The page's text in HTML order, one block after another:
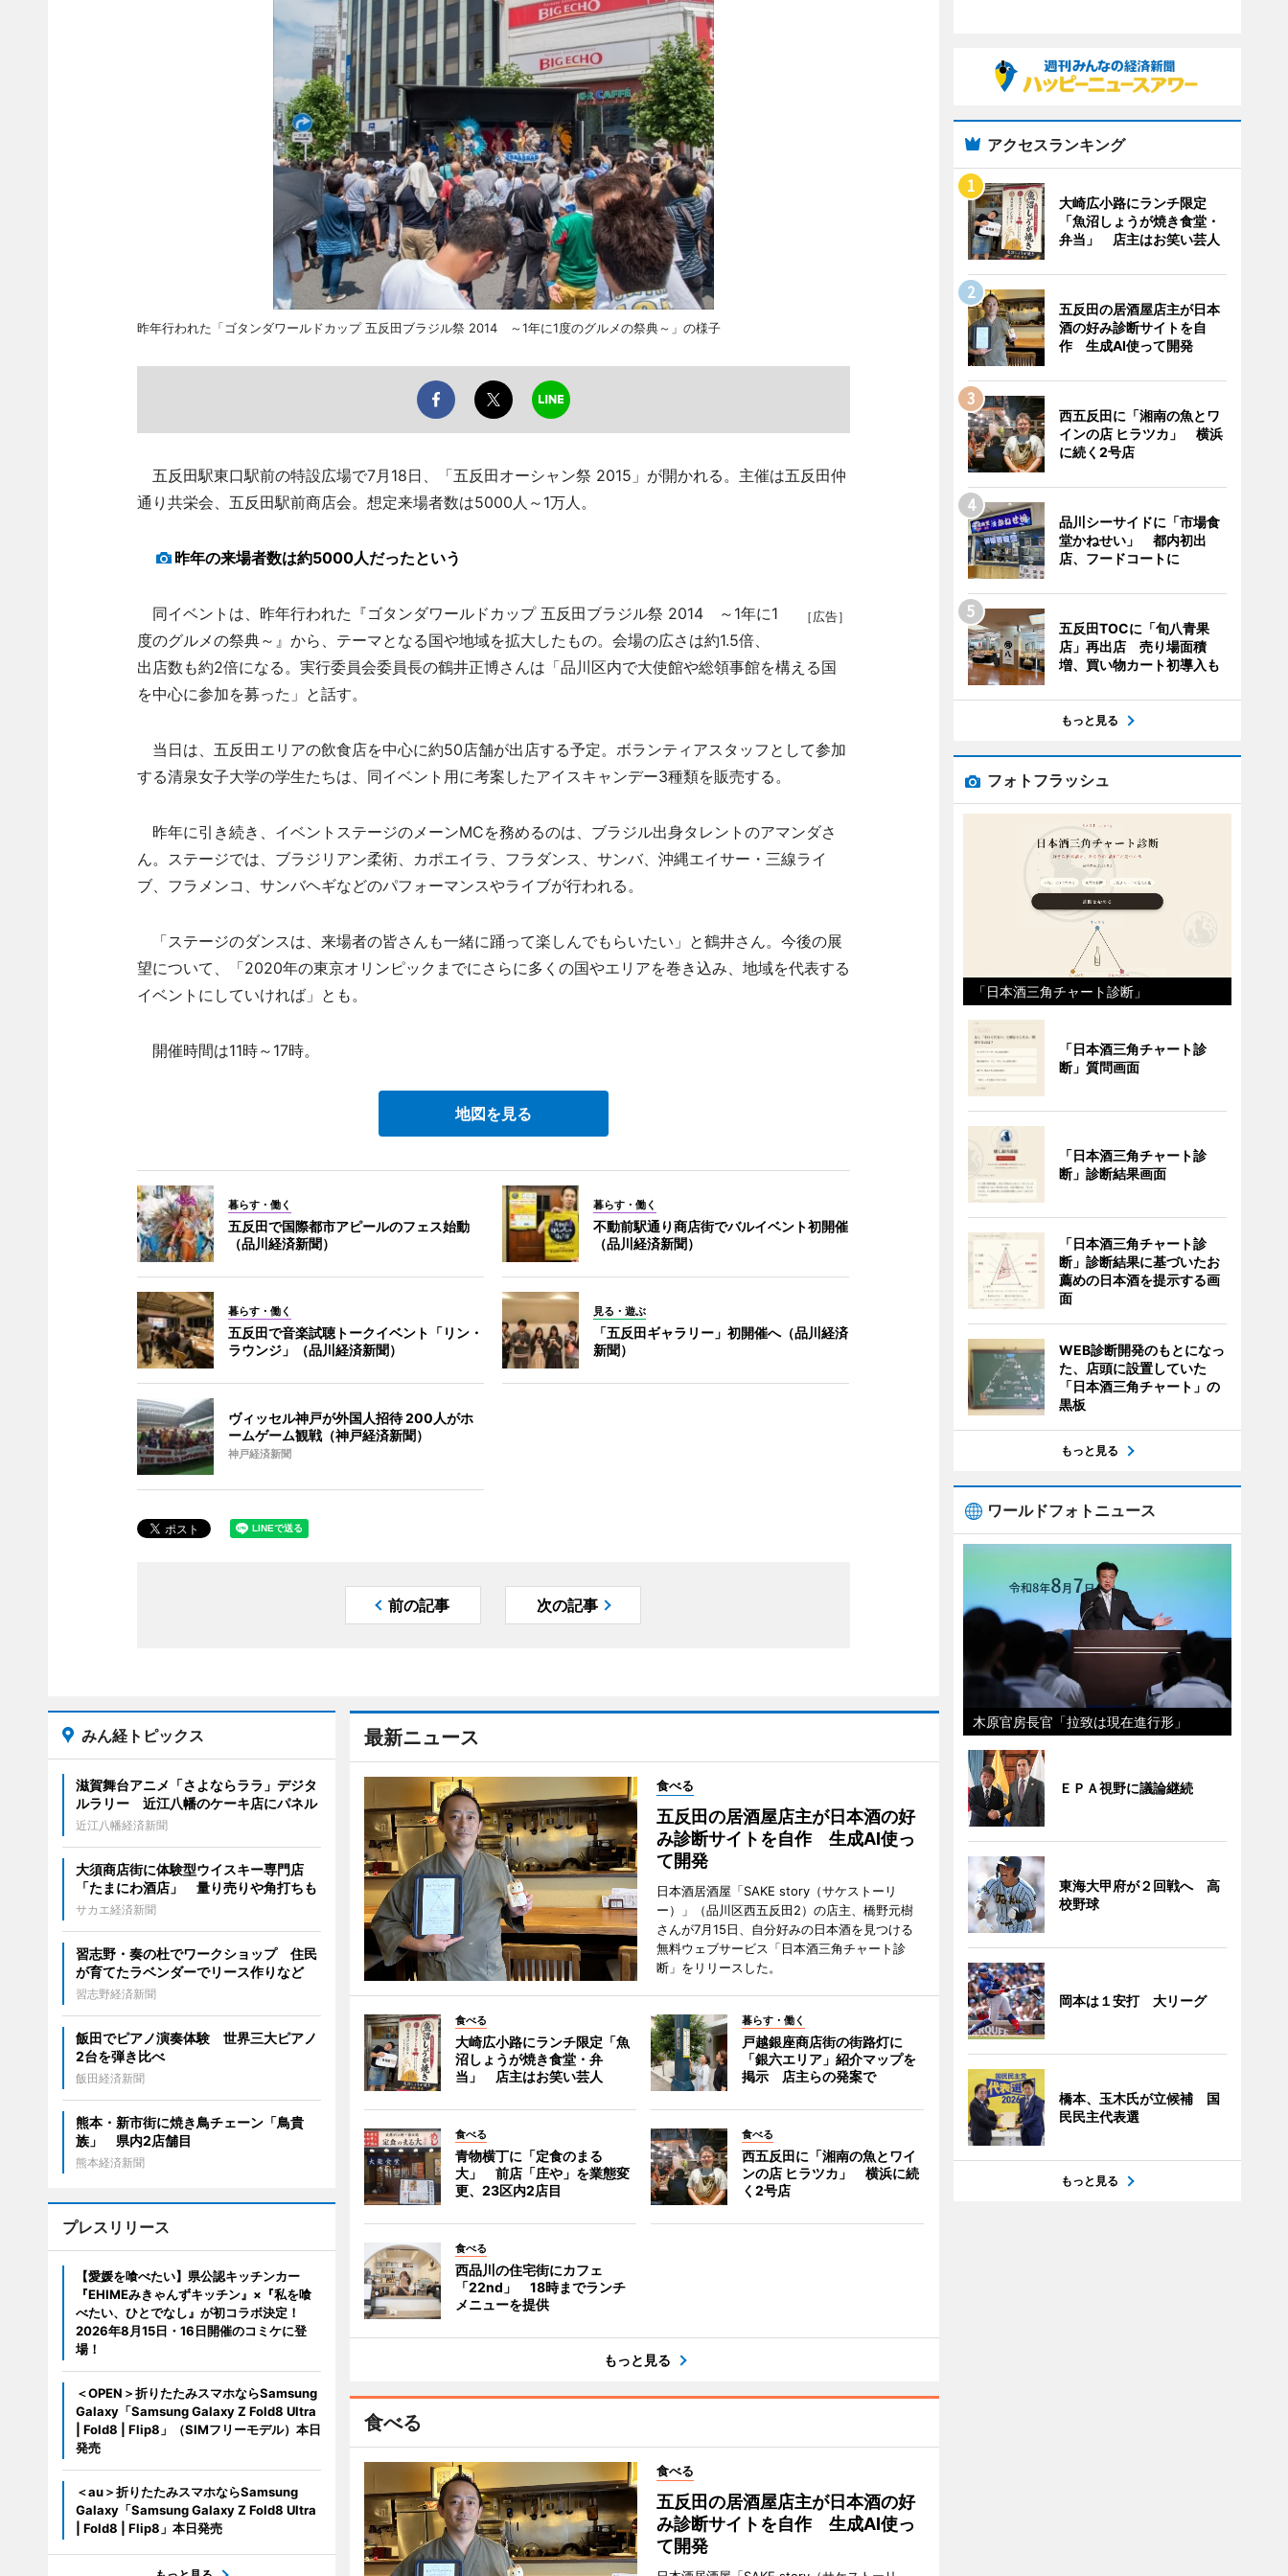
昨年行われた「ゴタンダワールドカップ 五反田ブラジル祭 2014 ～1年に1度のグルメの祭典～」の様子
五反田駅東口駅前の特設広場で7月18日、「五反田オーシャン祭 2015」が開かれる。主催は五反田仲
通り共栄会、五反田駅前商店会。想定来場者数は5000人～1万人。
昨年の来場者数は約5000人だったという
［広告］
同イベントは、昨年行われた『ゴタンダワールドカップ 五反田ブラジル祭 2014 ～1年に1
度のグルメの祭典～』から、テーマとなる国や地域を拡大したもの。会場の広さは約1.5倍、
出店数も約2倍になる。実行委員会委員長の鶴井正博さんは「品川区内で大使館や総領事館を構える国
を中心に参加を募った」と話す。
当日は、五反田エリアの飲食店を中心に約50店舗が出店する予定。ボランティアスタッフとして参加
する清泉女子大学の学生たちは、同イベント用に考案したアイスキャンデー3種類を販売する。
昨年に引き続き、イベントステージのメーンMCを務めるのは、ブラジル出身タレントのアマンダさ
ん。ステージでは、ブラジリアン柔術、カポエイラ、フラダンス、サンバ、沖縄エイサー・三線ライ
ブ、フラメンコ、サンバヘギなどのパフォーマンスやライブが行われる。
「ステージのダンスは、来場者の皆さんも一緒に踊って楽しんでもらいたい」と鶴井さん。今後の展
望について、「2020年の東京オリンピックまでにさらに多くの国やエリアを巻き込み、地域を代表する
イベントにしていければ」とも。
開催時間は11時～17時。
地図を見る
暮らす・働く
五反田で国際都市アピールのフェス始動
（品川経済新聞）
暮らす・働く
不動前駅通り商店街でバルイベント初開催
（品川経済新聞）
暮らす・働く
五反田で音楽試聴トークイベント「リン・
ラウンジ」（品川経済新聞）
見る・遊ぶ
「五反田ギャラリー」初開催へ（品川経済
新聞）
ヴィッセル神戸が外国人招待 200人がホ
ームゲーム観戦（神戸経済新聞）
神戸経済新聞
前の記事 次の記事
最新ニュース
食べる
五反田の居酒屋店主が日本酒の好
み診断サイトを自作 生成AI使っ
て開発
日本酒居酒屋「SAKE story（サケストーリ
ー）」（品川区西五反田2）の店主、橋野元樹
さんが7月15日、自分好みの日本酒を見つける
無料ウェブサービス「日本酒三角チャート診
断」をリリースした。
食べる
大崎広小路にランチ限定「魚
沼しょうが焼き食堂・弁
当」 店主はお笑い芸人
暮らす・働く
戸越銀座商店街の街路灯に
「銀六エリア」紹介マップを
掲示 店主らの発案で
食べる
青物横丁に「定食のまる
大」 前店「庄や」を業態変
更、23区内2店目
食べる
西五反田に「湘南の魚とワイ
ンの店 ヒラツカ」 横浜に続
く2号店
食べる
西品川の住宅街にカフェ
「22nd」 18時までランチ
メニューを提供
もっと見る
食べる
食べる
五反田の居酒屋店主が日本酒の好
み診断サイトを自作 生成AI使っ
て開発
みん経トピックス
滋賀舞台アニメ「さよならララ」デジタ
ルラリー 近江八幡のケーキ店にパネル
近江八幡経済新聞
大須商店街に体験型ウイスキー専門店
「たまにわ酒店」 量り売りや角打ちも
サカエ経済新聞
習志野・奏の杜でワークショップ 住民
が育てたラベンダーでリース作りなど
習志野経済新聞
飯田でピアノ演奏体験 世界三大ピアノ
2台を弾き比べ
飯田経済新聞
熊本・新市街に焼き鳥チェーン「鳥貴
族」 県内2店舗目
熊本経済新聞
プレスリリース
【愛媛を喰べたい】県公認キッチンカー
『EHIMEみきゃんずキッチン』×『私を喰
べたい、ひとでなし』が初コラボ決定！
2026年8月15日・16日開催のコミケに登
場！
＜OPEN＞折りたたみスマホならSamsung
Galaxy「Samsung Galaxy Z Fold8 Ultra
| Fold8 | Flip8」（SIMフリーモデル）本日
発売
＜au＞折りたたみスマホならSamsung
Galaxy「Samsung Galaxy Z Fold8 Ultra
| Fold8 | Flip8」本日発売
アクセスランキング
大崎広小路にランチ限定
「魚沼しょうが焼き食堂・
弁当」 店主はお笑い芸人
五反田の居酒屋店主が日本
酒の好み診断サイトを自
作 生成AI使って開発
西五反田に「湘南の魚とワ
インの店 ヒラツカ」 横浜
に続く2号店
品川シーサイドに「市場食
堂かねせい」 都内初出
店、フードコートに
五反田TOCに「旬八青果
店」再出店 売り場面積
増、買い物カート初導入も
もっと見る
フォトフラッシュ
「日本酒三角チャート診断」
「日本酒三角チャート診
断」質問画面
「日本酒三角チャート診
断」診断結果画面
「日本酒三角チャート診
断」診断結果に基づいたお
薦めの日本酒を提示する画
面
WEB診断開発のもとになっ
た、店頭に設置していた
「日本酒三角チャート」の
黒板
もっと見る
ワールドフォトニュース
木原官房長官「拉致は現在進行形」
ＥＰＡ視野に議論継続
東海大甲府が２回戦へ 高
校野球
岡本は１安打 大リーグ
橋本、玉木氏が立候補 国
民民主代表選
もっと見る